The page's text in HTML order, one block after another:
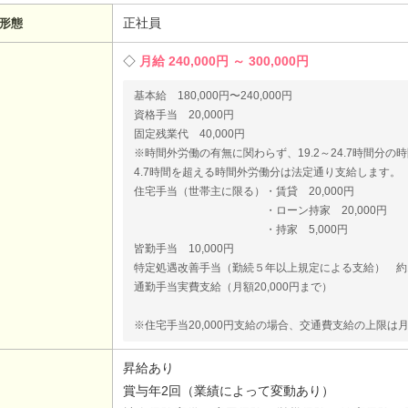
態 正社員
月給 240,000円 ～ 300,000円
基本給 180,000円〜240,000円
資格手当 20,000円
固定残業代 40,000円
※時間外労働の有無に関わらず、19.2～24.7時間分の
4.7時間を超える時間外労働分は法定通り支給します。
住宅手当（世帯主に限る）・賃貸 20,000円
・ローン持家 20,000円
・持家 5,000円
皆勤手当 10,000円
特定処遇改善手当（勤続５年以上規定による支給）
通勤手当実費支給（月額20,000円まで）
※住宅手当20,000円支給の場合、交通費支給の上限は
昇給あり
賞与年2回（業績によって変動あり）